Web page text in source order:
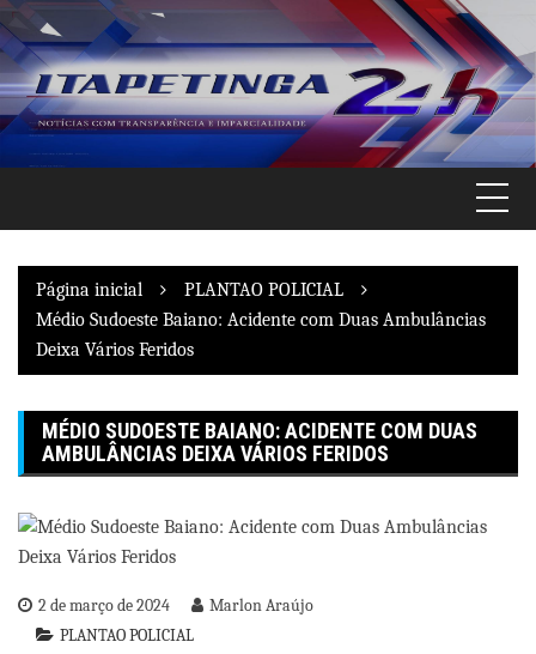
Pular
para
o
conteúdo
Página inicial
PLANTAO POLICIAL
Médio Sudoeste Baiano: Acidente com Duas Ambulâncias
Deixa Vários Feridos
MÉDIO SUDOESTE BAIANO: ACIDENTE COM DUAS
AMBULÂNCIAS DEIXA VÁRIOS FERIDOS
2 de março de 2024
Marlon Araújo
PLANTAO POLICIAL